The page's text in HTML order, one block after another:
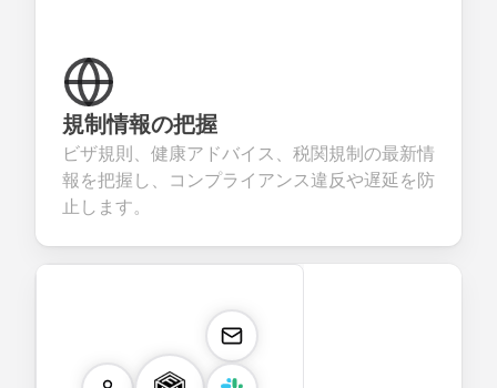
規制情報の把握
ビザ規則、健康アドバイス、税関規制の最新情
報を把握し、コンプライアンス違反や遅延を防
止します。